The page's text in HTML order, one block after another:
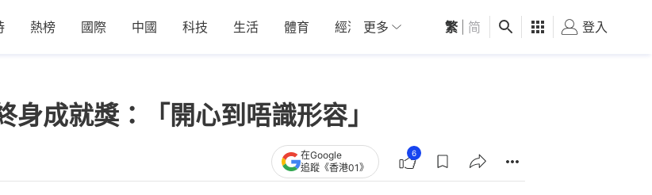
熱榜 國際 中國 科技 生活 體育 經濟 01深圳 觀點 健康 好食玩飛
更多 繁 简 登入
成就獎：「開心到唔識形容」
在Google
追蹤《香港01》
6